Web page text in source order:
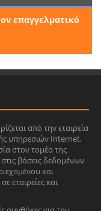
επαγγελματικό
από την εταιρεία
υπηρεσιών Internet,
στον τομέα της
βάσεις δεδομένων
και
εταιρείες και